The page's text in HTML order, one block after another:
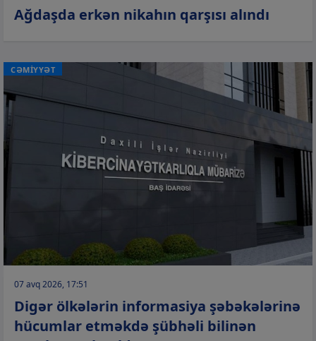
Ağdaşda erkən nikahın qarşısı alındı
CƏMİYYƏT
07 avq 2026, 17:51
Digər ölkələrin informasiya şəbəkələrinə
hücumlar etməkdə şübhəli bilinən